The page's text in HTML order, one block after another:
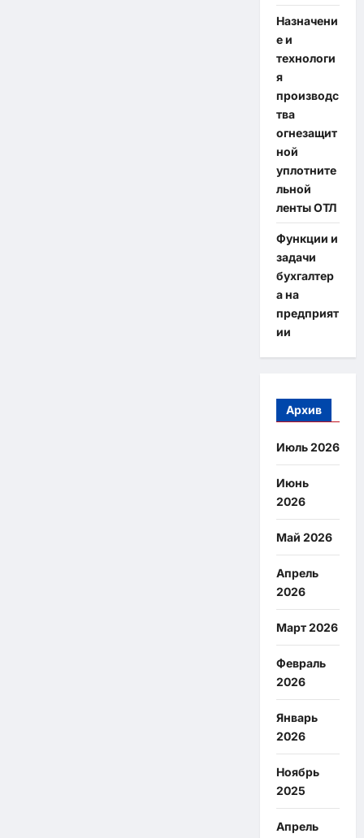
Назначени
е и
технологи
я
производс
тва
огнезащит
ной
уплотните
льной
ленты ОТЛ
Функции и
задачи
бухгалтер
а на
предприят
ии
Архив
Июль 2026
Июнь
2026
Май 2026
Апрель
2026
Март 2026
Февраль
2026
Январь
2026
Ноябрь
2025
Апрель